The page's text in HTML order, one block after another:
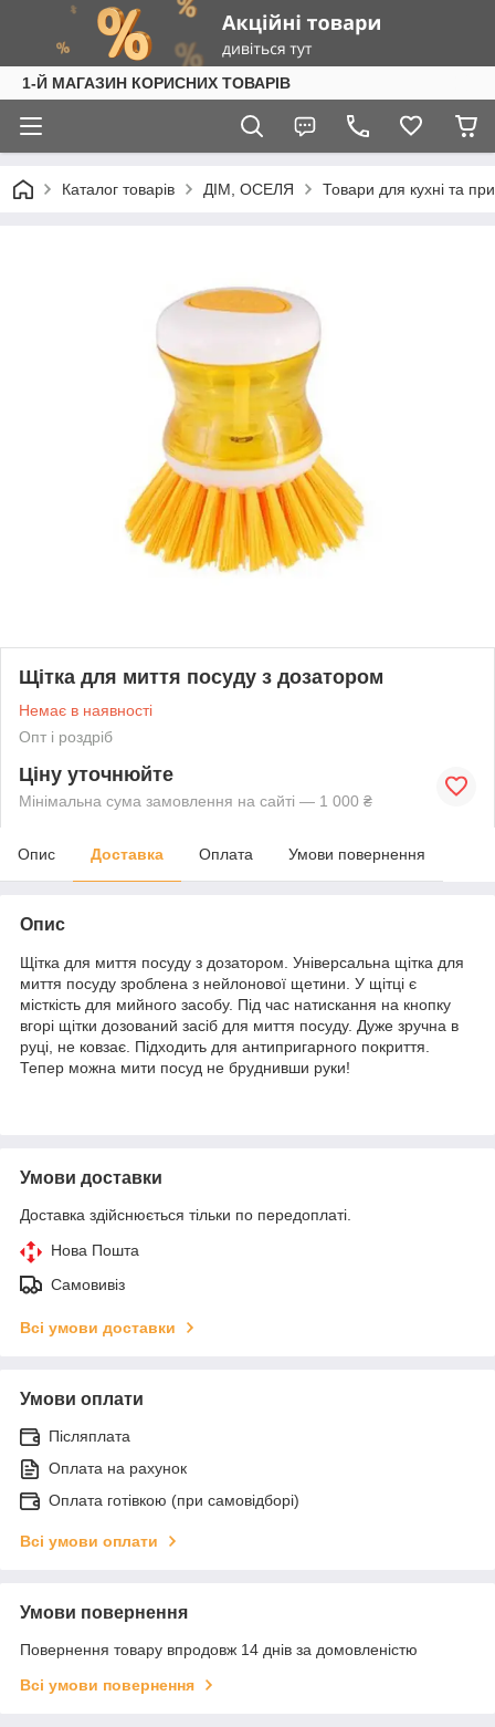
1-Й МАГАЗИН КОРИСНИХ ТОВАРІВ
Каталог товарів ДІМ, ОСЕЛЯ Товари для кухні та
Щітка для миття посуду з дозатором
Немає в наявності
Опт і роздріб
Ціну уточнюйте
Мінімальна сума замовлення на сайті — 1 000 ₴
Опис Доставка Оплата Умови повернення
Опис
Щітка для миття посуду з дозатором . Універсальна щітка для
миття посуду зроблена з нейлонової щетини. У щітці є
місткість для мийного засобу. Під час натискання на кнопку
вгорі щітки дозований засіб для миття посуду. Дуже зручна в
руці, не ковзає. Підходить для антипригарного покриття.
Тепер можна мити посуд не бруднивши руки!
Умови доставки
Доставка здійснюється тільки по передоплаті.
Нова Пошта
Самовивіз
Всі умови доставки
Умови оплати
Післяплата
Оплата на рахунок
Оплата готівкою (при самовідборі)
Всі умови оплати
Умови повернення
Повернення товару впродовж 14 днів за домовленістю
Всі умови повернення